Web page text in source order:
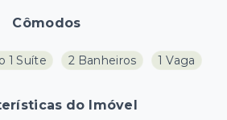
Cômodos
1 Suíte 2 Banheiros 1 Vaga
do Imóvel